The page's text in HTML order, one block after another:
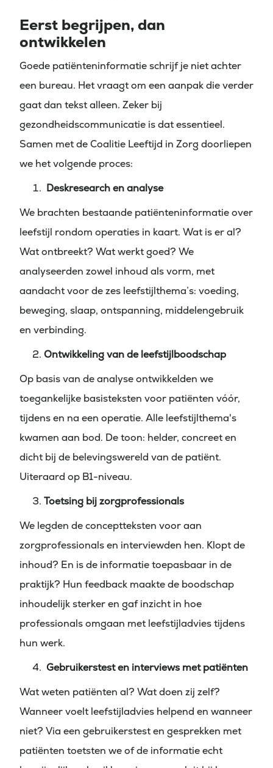
Eerst begrijpen, dan
ontwikkelen
Goede patiënteninformatie schrijf je niet achter
een bureau. Het vraagt om een aanpak die verder
gaat dan tekst alleen. Zeker bij
gezondheidscommunicatie is dat essentieel.
Samen met de Coalitie Leeftijd in Zorg doorliepen
we het volgende proces:
Deskresearch en analyse
We brachten bestaande patiënteninformatie over
leefstijl rondom operaties in kaart. Wat is er al?
Wat ontbreekt? Wat werkt goed? We
analyseerden zowel inhoud als vorm, met
aandacht voor de zes leefstijlthema’s: voeding,
beweging, slaap, ontspanning, middelengebruik
en verbinding.
Ontwikkeling van de leefstijlboodschap
Op basis van de analyse ontwikkelden we
toegankelijke basisteksten voor patiënten vóór,
tijdens en na een operatie. Alle leefstijlthema's
kwamen aan bod. De toon: helder, concreet en
dicht bij de belevingswereld van de patiënt.
Uiteraard op B1-niveau.
Toetsing bij zorgprofessionals
We legden de conceptteksten voor aan
zorgprofessionals en interviewden hen. Klopt de
inhoud? En is de informatie toepasbaar in de
praktijk? Hun feedback maakte de boodschap
inhoudelijk sterker en gaf inzicht in hoe
professionals omgaan met leefstijladvies tijdens
hun werk.
Gebruikerstest en interviews met patiënten
Wat weten patiënten al? Wat doen zij zelf?
Wanneer voelt leefstijladvies helpend en wanneer
niet? Via een gebruikerstest en gesprekken met
patiënten toetsten we of de informatie echt